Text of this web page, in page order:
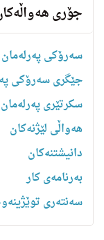
جۆری
سەرۆکی پەرلەمان
جێگری سەرۆکی
سکرتێری پەرلەمان
هه‌واڵى لێژنه‌كان
دانیشتنه‌کان
بەرنامەی کار
سەنتەری